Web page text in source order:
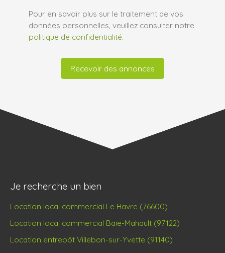
Pour en savoir plus sur le traitement de vos
données personnelles, veuillez consulter notre
politique de confidentialité.
Recevoir des annonces
Je recherche un bien
Location local commercial Le Havre (76600)
Location local commercial Baie-Mahault (97122)
Location entrepôt Villebon-sur-Yvette (91140)